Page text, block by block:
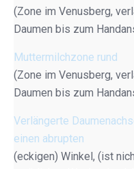
(Zone im Venusberg,
Daumen bis zum
Muttermilchzone rund
(Zone im Venusberg,
Daumen bis zum
Verlängerte
einen abrupten
(eckigen) Winkel, (ist